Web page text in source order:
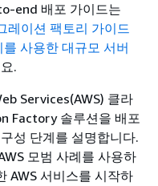
end 배포 가이드는
레이션 팩토리 가이드
사용한 대규모 서버
.
Services(AWS) 클라
Factory 솔루션을 배포
성 단계를 설명합니다.
모범 사례를 사용하
AWS 서비스를 시작하